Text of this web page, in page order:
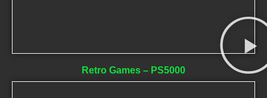
Retro Games – PS5000